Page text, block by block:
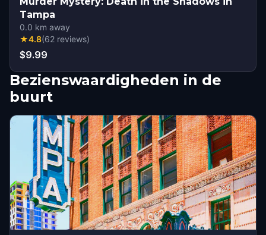
Tampa
0.0 km away
★4.8(62 reviews)
$9.99
Bezienswaardigheden in de
buurt